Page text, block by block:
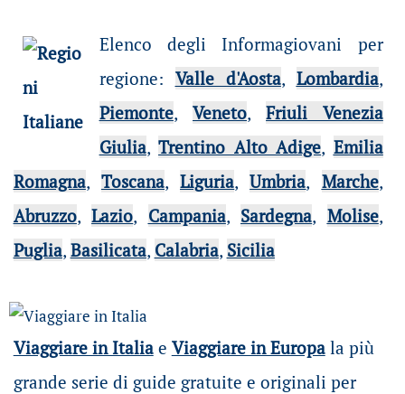
Elenco degli Informagiovani per
regione: Valle d'Aosta, Lombardia,
Piemonte, Veneto,Friuli Venezia
Giulia,Trentino Alto Adige, Emilia
Romagna, Toscana,Liguria,Umbria, Marche,
Abruzzo,Lazio, Campania, Sardegna, Molise,
Puglia, Basilicata, Calabria, Sicilia
Viaggiare in Italiae Viaggiare in Europala più
grande serie di guide gratuite e originali per